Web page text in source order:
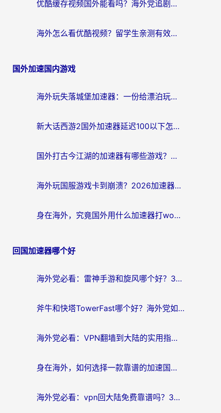
优酷缓存视频国外能看吗？海外党追剧看片的终极解决方案来了
海外怎么看优酷视频？留学生亲测有效的回国加速器选择指南
国外加速国内游戏
海外玩失落城堡加速器：一份给漂泊玩家的网络自救指南
新大话西游2国外加速器延迟100以下怎么办？海外党实测有效的低延迟指南
国外打古今江湖的加速器有哪些游戏？一个海外玩家的终极选择指南
海外玩国服游戏卡到崩溃？2026加速器免费推荐+实用指南（亲测有效）
身在海外，究竟国外用什么加速器打wow好？
回国加速器哪个好
海外党必看：雷神手游和旋风哪个好？3分钟选对回国加速器，无缝刷国内剧玩游戏
斧牛和快塔TowerFast哪个好？海外党如何选对回国加速器
海外党必看：VPN翻墙到大陆的实用指南——从看CCTV5到选加速器，一篇全搞定
身在海外，如何选择一款靠谱的加速国内网络的加速器？
海外党必看：vpn回大陆免费靠谱吗？3步选对加速器实现无缝刷国内资源